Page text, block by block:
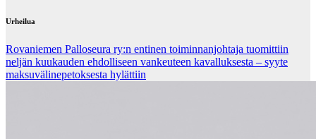
Urheilua
Rovaniemen Palloseura ry:n entinen toiminnanjohtaja tuo­mit­tiin
neljän kuu­kau­den eh­dol­li­seen van­keu­teen ka­val­luk­ses­ta – syyte
mak­su­vä­li­ne­pe­tok­ses­ta hy­lät­tiin